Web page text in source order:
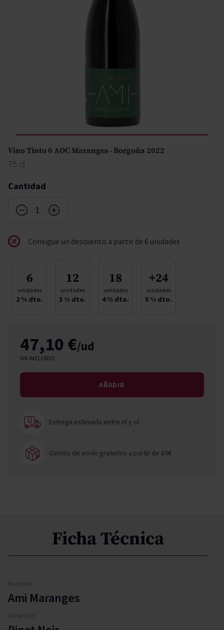
Vino Tinto 0 AOC Maranges - Borgoña 2022
75 cl
Cantidad
Consigue un descuento a partir de 6 unidades
6
unidades
2 % dto.
12
unidades
3 % dto.
18
unidades
4% dto.
+24
unidades
5 % dto.
47,10 €/ud
IVA INCLUÍDO
AÑADIR
Entrega estimada entre ely el
Gastos de envío gratuitos a partir de 80€
Ficha Técnica
Nombre
Ami Maranges
Variedad